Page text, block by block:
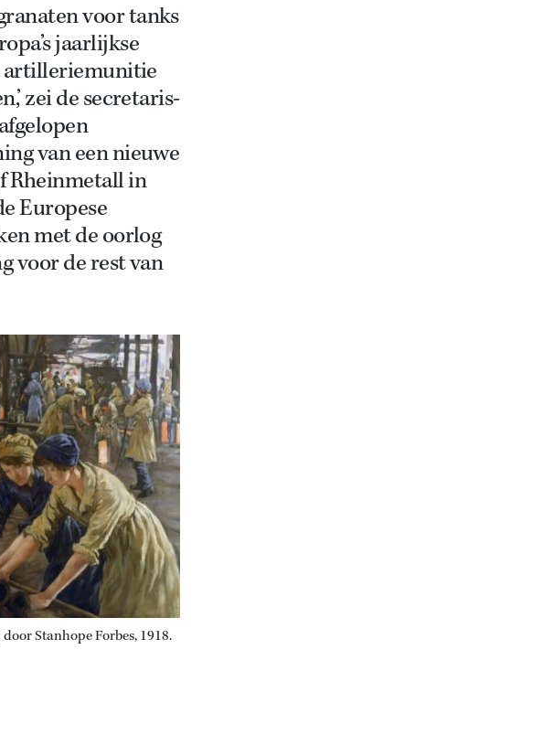
voor tanks
jaarlijkse
artilleriemunitie
zei de secretaris-
van een nieuwe
Rheinmetall in
Europese
met de oorlog
voor de rest van
Stanhope Forbes, 1918.